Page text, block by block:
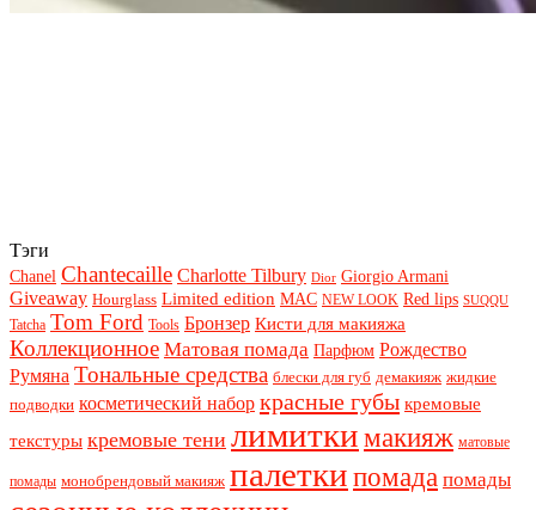
Тэги
Chanel Chantecaille Charlotte Tilbury Dior Giorgio Armani
Giveaway Hourglass Limited edition MAC NEW LOOK Red lips SUQQU
Tatcha Tom Ford Tools Бронзер Кисти для макияжа
Коллекционное Матовая помада Парфюм Рождество
Румяна Тональные средства блески для губ демакияж жидкие
подводки косметический набор красные губы кремовые
текстуры кремовые тени лимиткимакияж матовые
помады монобрендовый макияж палеткипомада помады